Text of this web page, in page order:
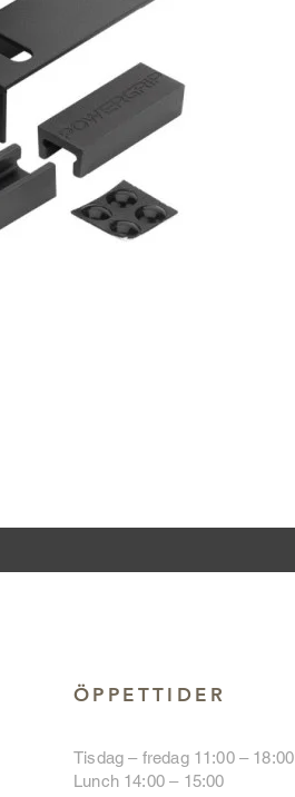
ÖPPETTIDER
Tisdag – fredag 11:00 – 18:00
Lunch 14:00 – 15:00